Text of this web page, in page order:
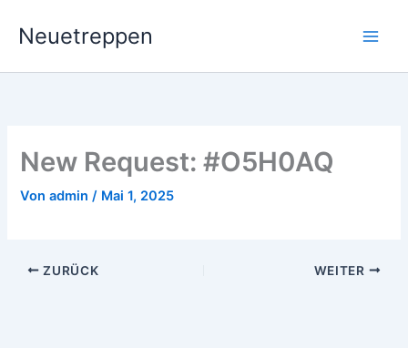
InhaltNeuetreppen
New Request: #O5H0AQ
Vonadmin/ Mai 1, 2025
ZURÜCK WEITER